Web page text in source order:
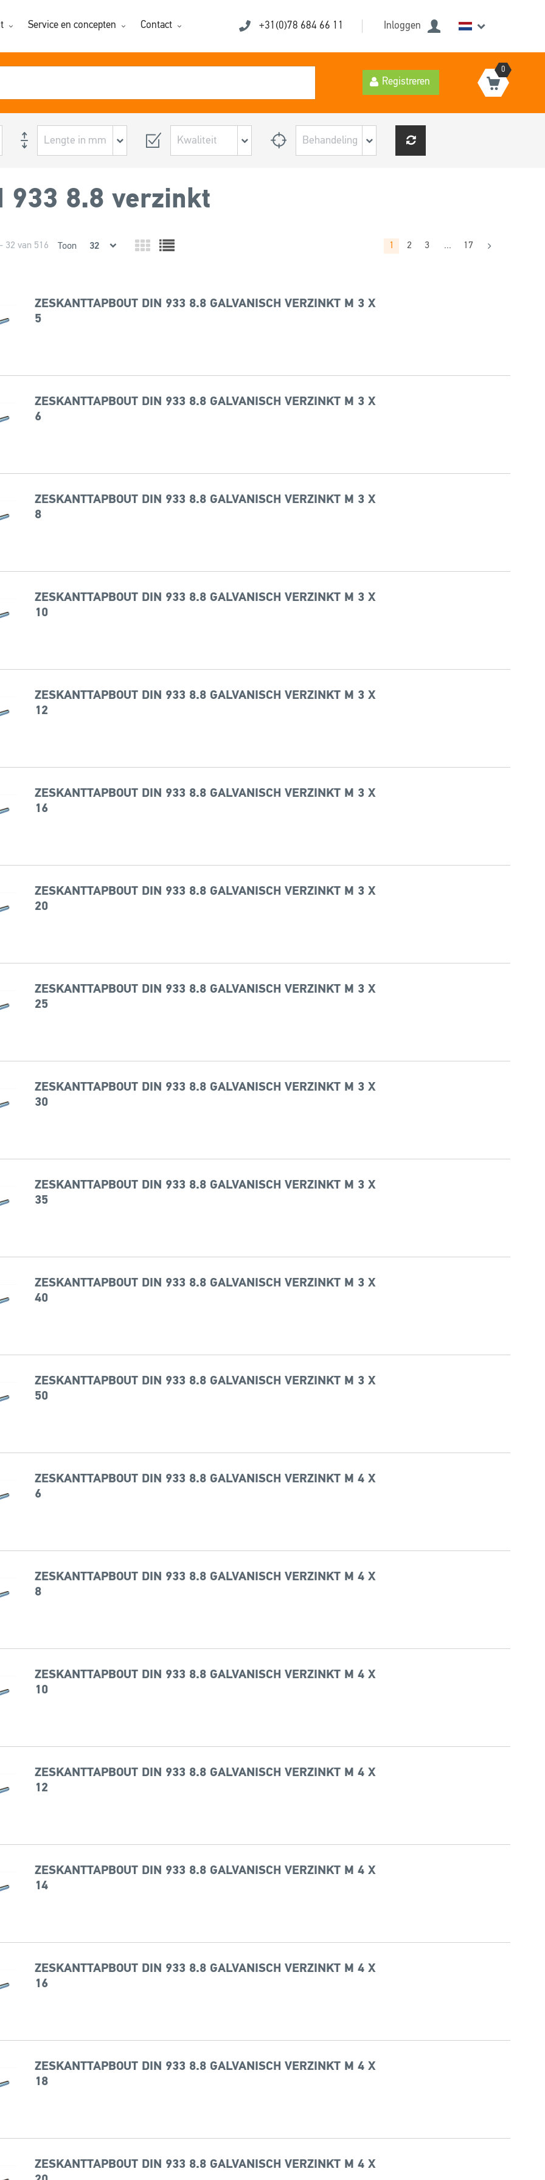
Service en concepten Contact +31(0)78 684 66 11 Inloggen
Registreren
0
933 8.8 verzinkt
32 van 516 Toon 1 2 3 ... 17
ZESKANTTAPBOUT DIN 933 8.8 GALVANISCH VERZINKT M 3 X
5
ZESKANTTAPBOUT DIN 933 8.8 GALVANISCH VERZINKT M 3 X
6
ZESKANTTAPBOUT DIN 933 8.8 GALVANISCH VERZINKT M 3 X
8
ZESKANTTAPBOUT DIN 933 8.8 GALVANISCH VERZINKT M 3 X
10
ZESKANTTAPBOUT DIN 933 8.8 GALVANISCH VERZINKT M 3 X
12
ZESKANTTAPBOUT DIN 933 8.8 GALVANISCH VERZINKT M 3 X
16
ZESKANTTAPBOUT DIN 933 8.8 GALVANISCH VERZINKT M 3 X
20
ZESKANTTAPBOUT DIN 933 8.8 GALVANISCH VERZINKT M 3 X
25
ZESKANTTAPBOUT DIN 933 8.8 GALVANISCH VERZINKT M 3 X
30
ZESKANTTAPBOUT DIN 933 8.8 GALVANISCH VERZINKT M 3 X
35
ZESKANTTAPBOUT DIN 933 8.8 GALVANISCH VERZINKT M 3 X
40
ZESKANTTAPBOUT DIN 933 8.8 GALVANISCH VERZINKT M 3 X
50
ZESKANTTAPBOUT DIN 933 8.8 GALVANISCH VERZINKT M 4 X
6
ZESKANTTAPBOUT DIN 933 8.8 GALVANISCH VERZINKT M 4 X
8
ZESKANTTAPBOUT DIN 933 8.8 GALVANISCH VERZINKT M 4 X
10
ZESKANTTAPBOUT DIN 933 8.8 GALVANISCH VERZINKT M 4 X
12
ZESKANTTAPBOUT DIN 933 8.8 GALVANISCH VERZINKT M 4 X
14
ZESKANTTAPBOUT DIN 933 8.8 GALVANISCH VERZINKT M 4 X
16
ZESKANTTAPBOUT DIN 933 8.8 GALVANISCH VERZINKT M 4 X
18
ZESKANTTAPBOUT DIN 933 8.8 GALVANISCH VERZINKT M 4 X